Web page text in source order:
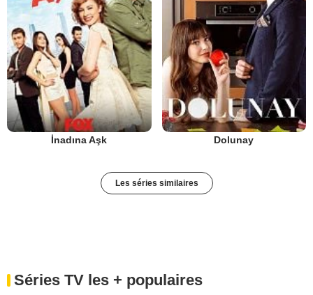
İnadına Aşk Dolunay
Les séries similaires
Séries TV les + populaires